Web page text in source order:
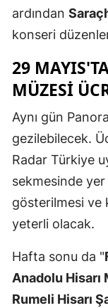
ardından
konseri
29
MÜZESİ
Aynı gün
gezilebilecek.
Radar Türkiye
sekmesinde
gösterilmesi ve
yeterli olacak.
Hafta sonu da "
Anadolu
Rumeli Hisarı